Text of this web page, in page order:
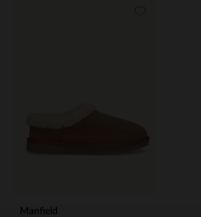
Manfield